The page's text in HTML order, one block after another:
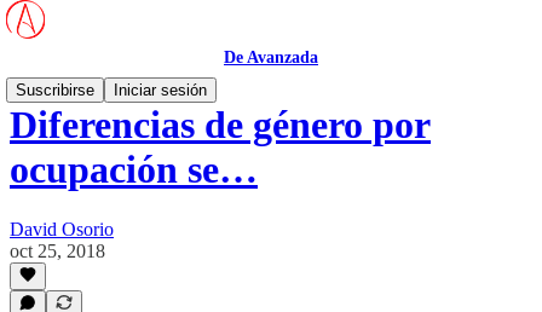
De Avanzada
Suscribirse
Iniciar sesión
Diferencias de género por
ocupación se…
David Osorio
oct 25, 2018